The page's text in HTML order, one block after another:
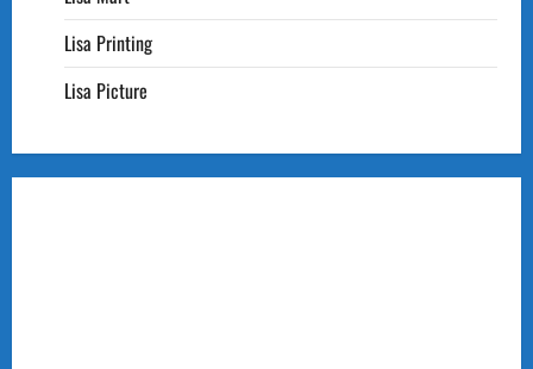
Lisa Printing
Lisa Picture